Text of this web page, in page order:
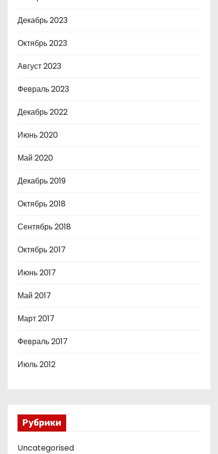
Декабрь 2023
Октябрь 2023
Август 2023
Февраль 2023
Декабрь 2022
Июнь 2020
Май 2020
Декабрь 2019
Октябрь 2018
Сентябрь 2018
Октябрь 2017
Июнь 2017
Май 2017
Март 2017
Февраль 2017
Июль 2012
Рубрики
Uncategorised